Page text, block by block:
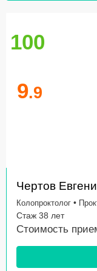
100
9.9
Чертов
Колопроктолог •
Стаж 38 лет
Стоимость